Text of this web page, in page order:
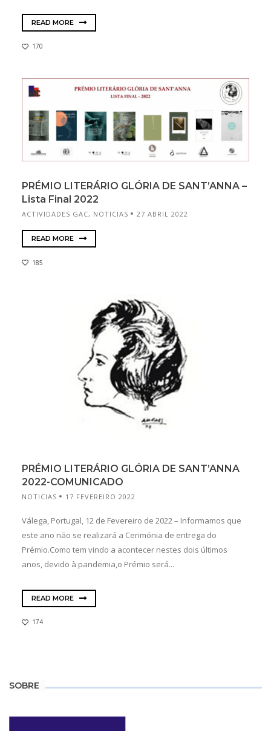
READ MORE
170
PRÉMIO LITERÁRIO GLÓRIA DE SANT’ANNA –
Lista Final 2022
ACTIVIDADES GAC, NOTICIAS 27 ABRIL 2022
READ MORE
185
PRÉMIO LITERÁRIO GLÓRIA DE SANT’ANNA
2022-COMUNICADO
NOTICIAS 17 FEVEREIRO 2022
Válega, Portugal, 12 de Fevereiro de 2022 – Informamos que
este ano não se realizará a Cerimónia de entrega do
Prémio.Como tem vindo a acontecer nestes dois últimos
anos, devido à pandemia,o Prémio será...
READ MORE
174
SOBRE